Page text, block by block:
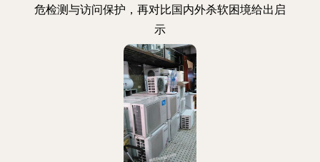
危检测与访问保护，再对比国内外杀软困境给出启
示